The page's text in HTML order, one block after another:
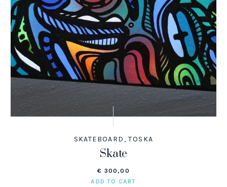
SKATEBOARD ,TOSKA
Skate
€ 300,00
ADD TO CART